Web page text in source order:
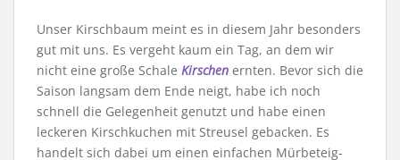
Unser Kirschbaum meint es in diesem Jahr besonders
gut mit uns. Es vergeht kaum ein Tag, an dem wir
nicht eine große Schale Kirschen ernten. Bevor sich die
Saison langsam dem Ende neigt, habe ich noch
schnell die Gelegenheit genutzt und habe einen
leckeren Kirschkuchen mit Streusel gebacken. Es
handelt sich dabei um einen einfachen Mürbeteig-